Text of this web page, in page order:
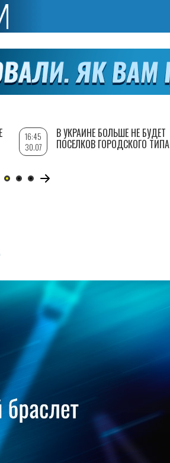
16:45
30.07
В УКРАИНЕ БОЛЬШЕ НЕ БУДЕТ
ПОСЕЛКОВ ГОРОДСКОГО ТИПА